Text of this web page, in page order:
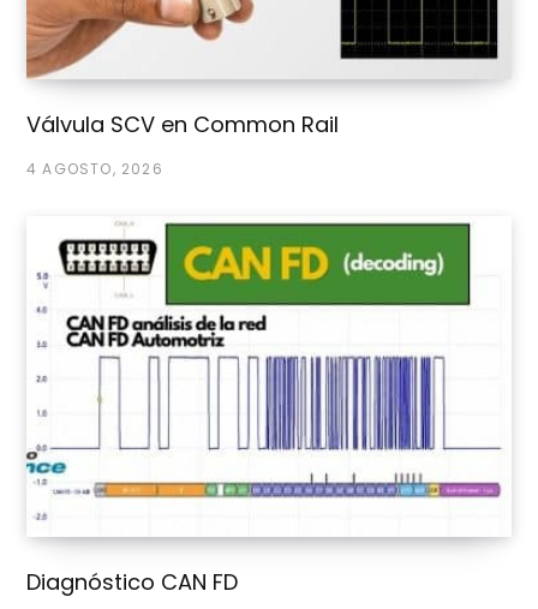
Válvula SCV en Common Rail
4 AGOSTO, 2026
Diagnóstico CAN FD